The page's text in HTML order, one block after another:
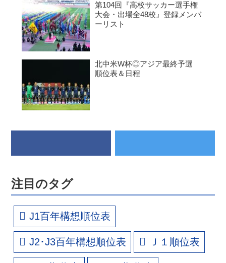
第104回『高校サッカー選手権
大会・出場全48校』登録メンバ
ーリスト
北中米W杯◎アジア最終予選
順位表＆日程
注目のタグ
J1百年構想順位表
J2･J3百年構想順位表 Ｊ１順位表